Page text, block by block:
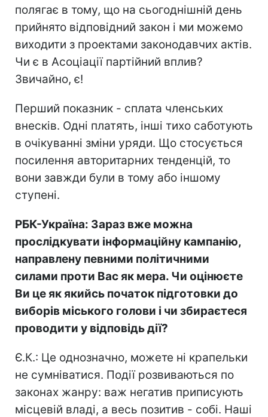
полягає в тому, що на сьогоднішній день
прийнято відповідний закон і ми можемо
виходити з проектами законодавчих актів.
Чи є в Асоціації партійний вплив?
Звичайно, є!
Перший показник - сплата членських
внесків. Одні платять, інші тихо саботують
в очікуванні зміни уряди. Що стосується
посилення авторитарних тенденцій, то
вони завжди були в тому або іншому
ступені.
РБК-Україна: Зараз вже можна
прослідкувати інформаційну кампанію,
направлену певними політичними
силами проти Вас як мера. Чи оцінюєте
Ви це як якийсь початок підготовки до
виборів міського голови і чи збираєтеся
проводити у відповідь дії?
Є.К.: Це однозначно, можете ні крапельки
не сумніватися. Події розвиваються по
законах жанру: важ негатив приписують
місцевій владі, а весь позитив - собі. Наші